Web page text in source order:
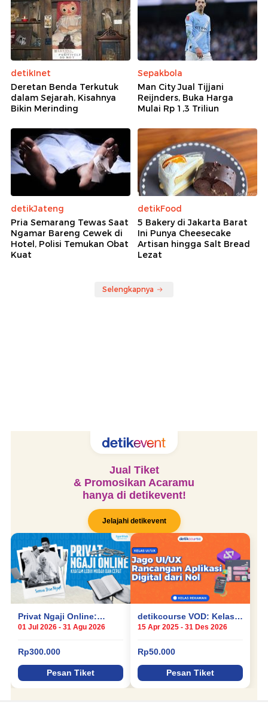
detikInet
Deretan Benda Terkutuk
dalam Sejarah, Kisahnya
Bikin Merinding
Sepakbola
Man City Jual Tijjani
Reijnders, Buka Harga
Mulai Rp 1,3 Triliun
detikJateng
Pria Semarang Tewas Saat
Ngamar Bareng Cewek di
Hotel, Polisi Temukan Obat
Kuat
detikFood
5 Bakery di Jakarta Barat
Ini Punya Cheesecake
Artisan hingga Salt Bread
Lezat
Selengkapnya